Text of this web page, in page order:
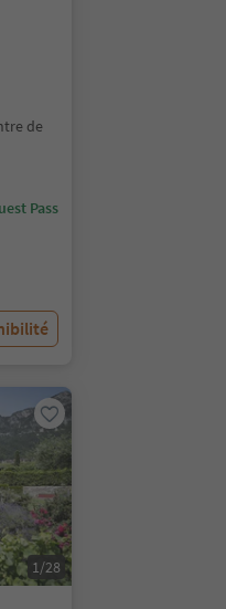
de
Pass
1/28